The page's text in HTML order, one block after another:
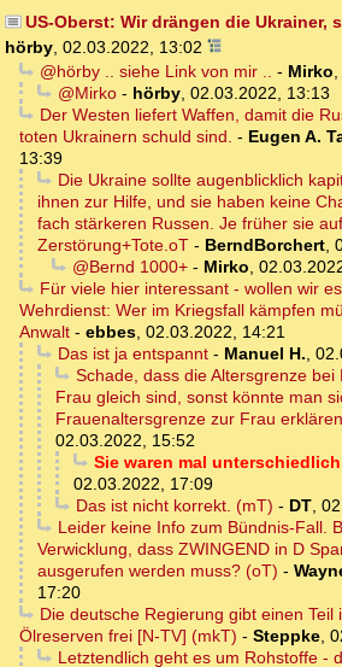
US-Oberst: Wir drängen die Ukrainer,
hörby, 02.03.2022, 13:02
@hörby .. siehe Link von mir .. - Mirko,
@Mirko- hörby, 02.03.2022, 13:13
Der Westen liefert Waffen, damit die
toten Ukrainern schuld sind. - Eugen A.
13:39
Die Ukraine sollte augenblicklich
ihnen zur Hilfe, und sie haben keine
fach stärkeren Russen. Je früher sie
Zerstörung+Tote.oT - BerndBorchert,
@Bernd 1000+- Mirko,
Für viele hier interessant - wollen wir
Wehrdienst: Wer im Kriegsfall kämpfen
Anwalt - ebbes, 02.03.2022, 14:21
Das ist ja entspannt- Manuel H.,
Schade, dass die Altersgrenze
Frau gleich sind, sonst könnte man
Frauenaltersgrenze zur Frau
02.03.2022, 15:52
Sie waren mal unterschiedlich
02.03.2022, 17:09
Das ist nicht korrekt. (mT) - DT,
Leider keine Info zum Bündnis-Fall.
Verwicklung, dass ZWINGEND in D
ausgerufen werden muss? (oT) -
17:20
Die deutsche Regierung gibt einen Teil
Ölreserven frei [N-TV] (mkT) - Steppke,
Letztendlich geht es um Rohstoffe -